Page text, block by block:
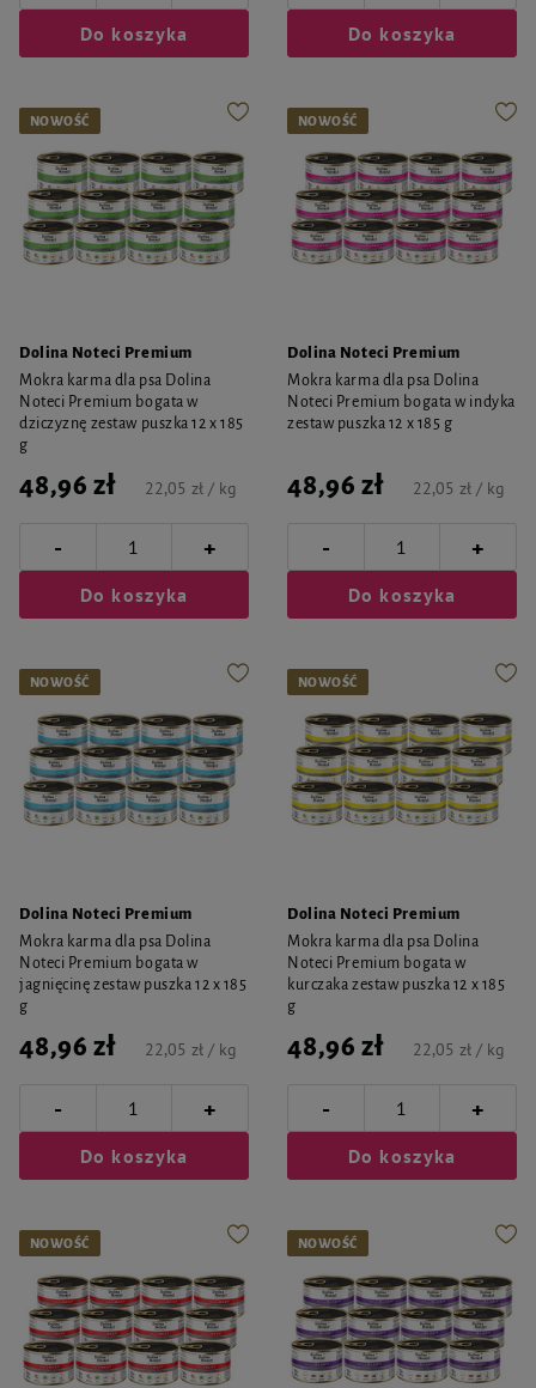
Do koszyka Do koszyka
NOWOŚĆ
Dolina Noteci Premium
Mokra karma dla psa Dolina
Noteci Premium bogata w
dziczyznę zestaw puszka 12 x 185
g
48,96 zł 22,05 zł / kg
- +
Do koszyka
NOWOŚĆ
Dolina Noteci Premium
Mokra karma dla psa Dolina
Noteci Premium bogata w indyka
zestaw puszka 12 x 185 g
48,96 zł 22,05 zł / kg
- +
Do koszyka
NOWOŚĆ
Dolina Noteci Premium
Mokra karma dla psa Dolina
Noteci Premium bogata w
jagnięcinę zestaw puszka 12 x 185
g
48,96 zł 22,05 zł / kg
- +
Do koszyka
NOWOŚĆ
Dolina Noteci Premium
Mokra karma dla psa Dolina
Noteci Premium bogata w
kurczaka zestaw puszka 12 x 185
g
48,96 zł 22,05 zł / kg
- +
Do koszyka
NOWOŚĆ NOWOŚĆ